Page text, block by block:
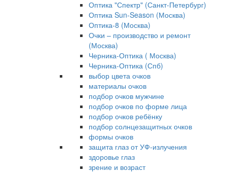
Оптика "Спектр" (Санкт-Петербург)
Оптика Sun-Season (Москва)
Оптика-8 (Москва)
Очки – производство и ремонт
(Москва)
Черника-Оптика ( Москва)
Черника-Оптика (Спб)
выбор цвета очков
материалы очков
подбор очков мужчине
подбор очков по форме лица
подбор очков ребёнку
подбор солнцезащитных очков
формы очков
защита глаз от УФ-излучения
здоровье глаз
зрение и возраст